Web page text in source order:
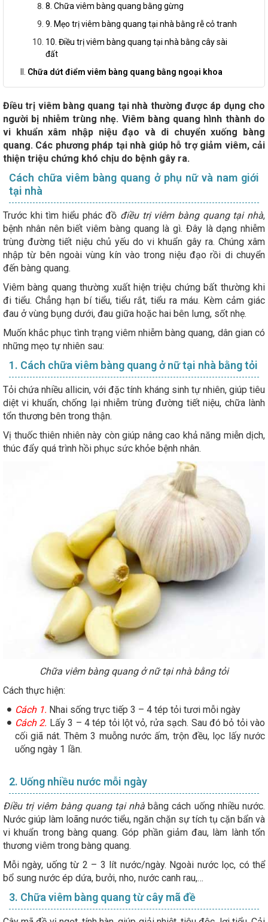
8. Chữa viêm bàng quang bằng gừng
9. Mẹo trị viêm bàng quang tại nhà bằng rễ cỏ tranh
10. Điều trị viêm bàng quang tại nhà bằng cây sài
đất
Chữa dứt điểm viêm bàng quang bằng ngoại khoa
Điều trị viêm bàng quang tại nhà thường được áp dụng cho
người bị nhiễm trùng nhẹ. Viêm bàng quang hình thành do
vi khuẩn xâm nhập niệu đạo và di chuyển xuống bàng
quang. Các phương pháp tại nhà giúp hỗ trợ giảm viêm, cải
thiện triệu chứng khó chịu do bệnh gây ra.
Cách chữa viêm bàng quang ở phụ nữ và nam giới
tại nhà
Trước khi tìm hiểu phác đồ điều trị viêm bàng quang tại nhà,
bệnh nhân nên biết viêm bàng quang là gì. Đây là dạng nhiễm
trùng đường tiết niệu chủ yếu do vi khuẩn gây ra. Chúng xâm
nhập từ bên ngoài vùng kín vào trong niệu đạo rồi di chuyển
đến bàng quang.
Viêm bàng quang thường xuất hiện triệu chứng bất thường khi
đi tiểu. Chẳng hạn bí tiểu, tiểu rắt, tiểu ra máu. Kèm cảm giác
đau ở vùng bụng dưới, đau giữa hoặc hai bên lưng, sốt nhẹ.
Muốn khắc phục tình trạng viêm nhiễm bàng quang, dân gian có
những mẹo tự nhiên sau:
1. Cách chữa viêm bàng quang ở nữ tại nhà bằng tỏi
Tỏi chứa nhiều allicin, với đặc tính kháng sinh tự nhiên, giúp tiêu
diệt vi khuẩn, chống lại nhiễm trùng đường tiết niệu, chữa lành
tổn thương bên trong thận.
Vị thuốc thiên nhiên này còn giúp nâng cao khả năng miễn dịch,
thúc đẩy quá trình hồi phục sức khỏe bệnh nhân.
Chữa viêm bàng quang ở nữ tại nhà bằng tỏi
Cách thực hiện:
Cách 1. Nhai sống trực tiếp 3 – 4 tép tỏi tươi mỗi ngày
Cách 2. Lấy 3 – 4 tép tỏi lột vỏ, rửa sạch. Sau đó bỏ tỏi vào
cối giã nát. Thêm 3 muỗng nước ấm, trộn đều, lọc lấy nước
uống ngày 1 lần.
2. Uống nhiều nước mỗi ngày
Điều trị viêm bàng quang tại nhà bằng cách uống nhiều nước.
Nước giúp làm loãng nước tiểu, ngăn chặn sự tích tụ cặn bẩn và
vi khuẩn trong bàng quang. Góp phần giảm đau, làm lành tổn
thương viêm trong bàng quang.
Mỗi ngày, uống từ 2 – 3 lít nước/ngày. Ngoài nước lọc, có thể
bổ sung nước ép dứa, bưởi, nho, nước canh rau,…
3. Chữa viêm bàng quang từ cây mã đề